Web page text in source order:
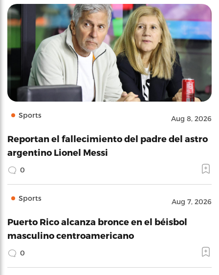
Sports Aug 8, 2026
Reportan el fallecimiento del padre del astro
argentino Lionel Messi
0
Sports Aug 7, 2026
Puerto Rico alcanza bronce en el béisbol
masculino centroamericano
0